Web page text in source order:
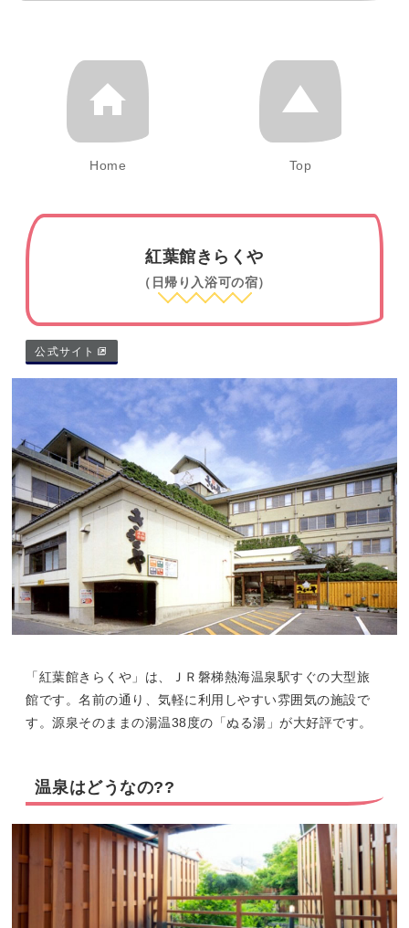
Home Top
紅葉館きらくや
（日帰り入浴可の宿）
公式サイト
「紅葉館きらくや」は、ＪＲ磐梯熱海温泉駅すぐの大型旅
館です。名前の通り、気軽に利用しやすい雰囲気の施設で
す。源泉そのままの湯温38度の「ぬる湯」が大好評です。
温泉はどうなの??